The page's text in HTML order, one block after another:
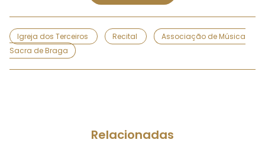
Igreja dos Terceiros Recital
Associação de Música
Sacra de Braga
Relacionadas